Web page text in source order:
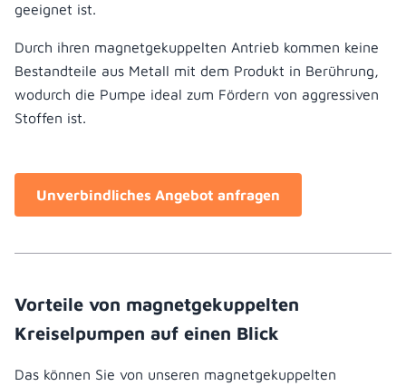
geeignet ist.
Durch ihren magnetgekuppelten Antrieb kommen keine
Bestandteile aus Metall mit dem Produkt in Berührung,
wodurch die Pumpe ideal zum Fördern von aggressiven
Stoffen ist.
Unverbindliches Angebot anfragen
Vorteile von magnetgekuppelten
Kreiselpumpen auf einen Blick
Das können Sie von unseren magnetgekuppelten